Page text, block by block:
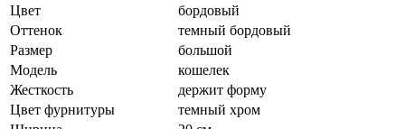
Цвет
бордовый
Оттенок
темный бордовый
Размер
большой
Модель
кошелек
Жесткость
держит форму
Цвет фурнитуры
темный хром